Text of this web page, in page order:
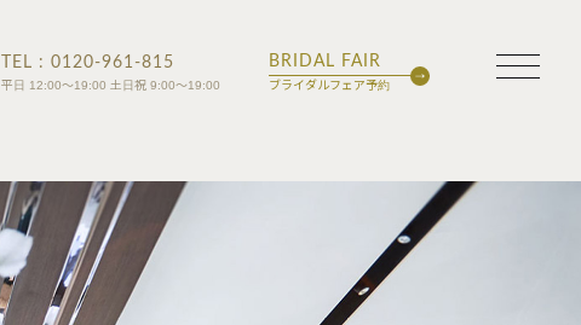
TEL : 0120-961-815
平日 12:00～19:00 土日祝 9:00～19:00
BRIDAL FAIR
ブライダルフェア予約